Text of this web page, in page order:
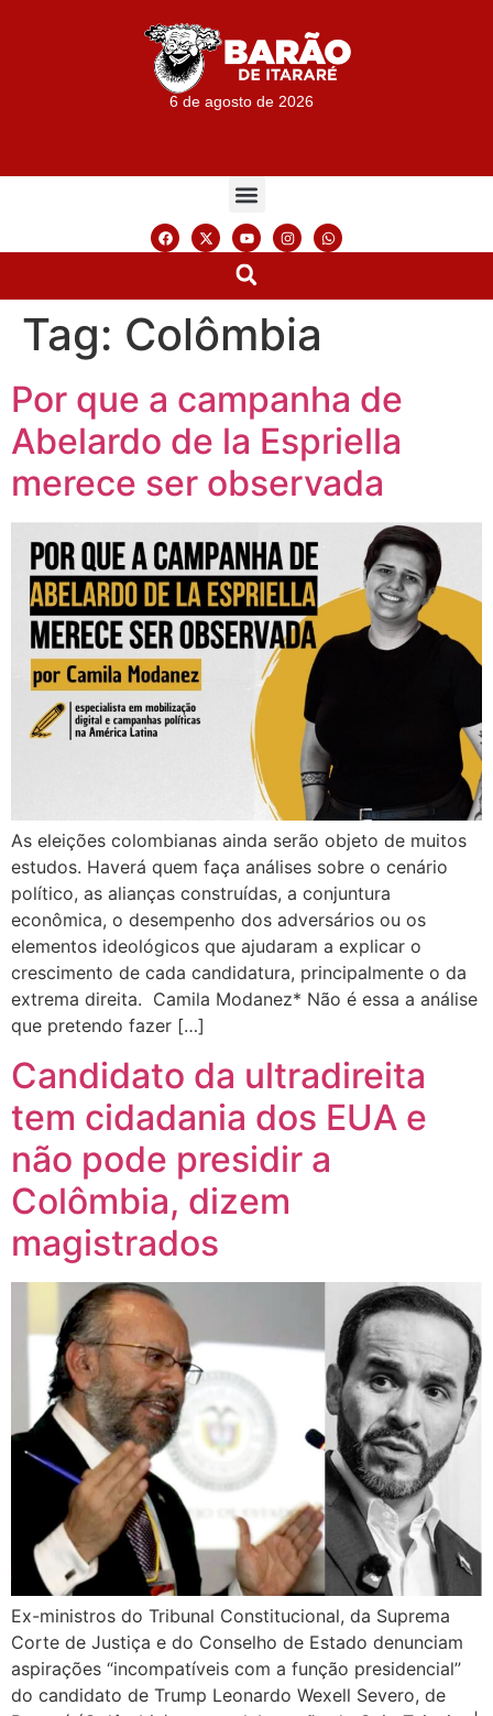
6 de agosto de 2026
Tag: Colômbia
Por que a campanha de
Abelardo de la Espriella
merece ser observada
As eleições colombianas ainda serão objeto de muitos
estudos. Haverá quem faça análises sobre o cenário
político, as alianças construídas, a conjuntura
econômica, o desempenho dos adversários ou os
elementos ideológicos que ajudaram a explicar o
crescimento de cada candidatura, principalmente o da
extrema direita. Camila Modanez* Não é essa a análise
que pretendo fazer […]
Candidato da ultradireita
tem cidadania dos EUA e
não pode presidir a
Colômbia, dizem
magistrados
Ex-ministros do Tribunal Constitucional, da Suprema
Corte de Justiça e do Conselho de Estado denunciam
aspirações “incompatíveis com a função presidencial”
do candidato de Trump Leonardo Wexell Severo, de